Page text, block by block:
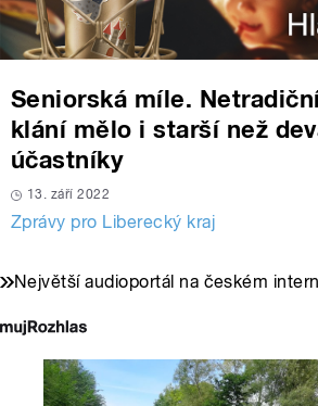
Seniorská míle.
klání mělo i starší než
účastníky
13. září 2022
Zprávy pro Liberecký kraj
Největší audioportál na českém